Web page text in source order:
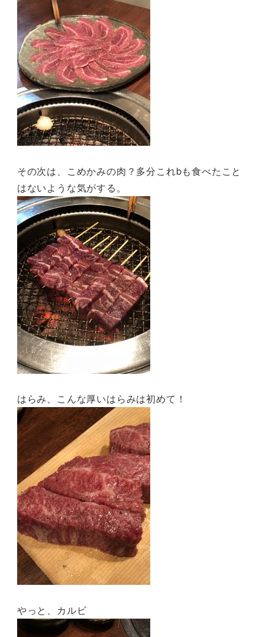
その次は、こめかみの肉？多分これbも食べたこと
はないような気がする。
はらみ、こんな厚いはらみは初めて！
やっと、カルビ